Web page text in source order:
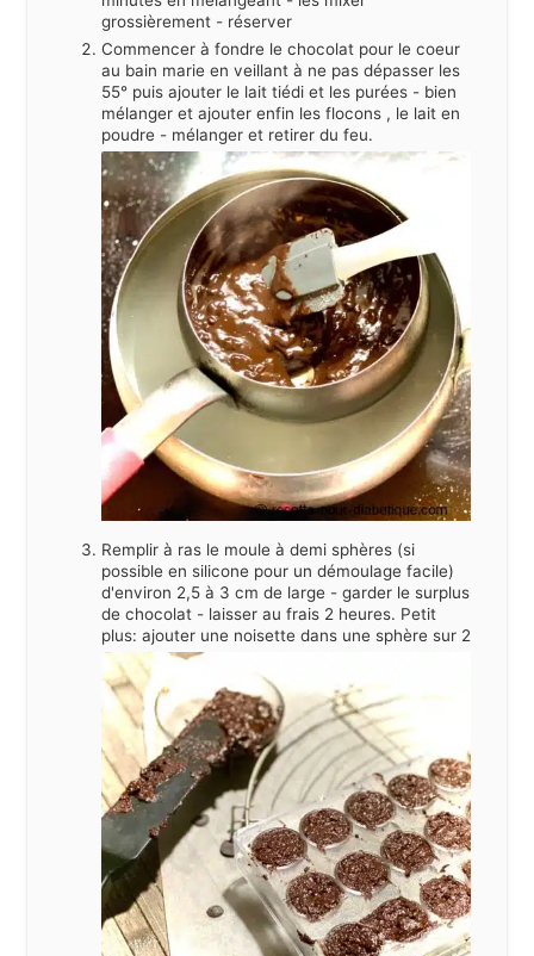
grossièrement - réserver
Commencer à fondre le chocolat pour le coeur
au bain marie en veillant à ne pas dépasser les
55° puis ajouter le lait tiédi et les purées - bien
mélanger et ajouter enfin les flocons , le lait en
poudre - mélanger et retirer du feu.
Remplir à ras le moule à demi sphères (si
possible en silicone pour un démoulage facile)
d'environ 2,5 à 3 cm de large - garder le surplus
de chocolat - laisser au frais 2 heures. Petit
plus: ajouter une noisette dans une sphère sur 2